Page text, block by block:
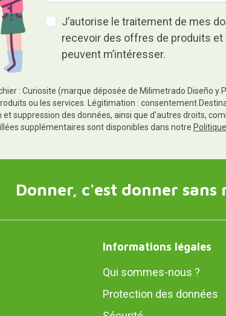
J’autorise le traitement de mes
recevoir des offres de produits
peuvent m’intéresser.
: Curiosite (marque déposée de Milimetrado Diseño
ou les services. Légitimation :
et suppression des données, ainsi que d'autres droits,
supplémentaires sont disponibles dans notre
Donner, c'est donner
Informations légales
Qui sommes-nous ?
Protection des données